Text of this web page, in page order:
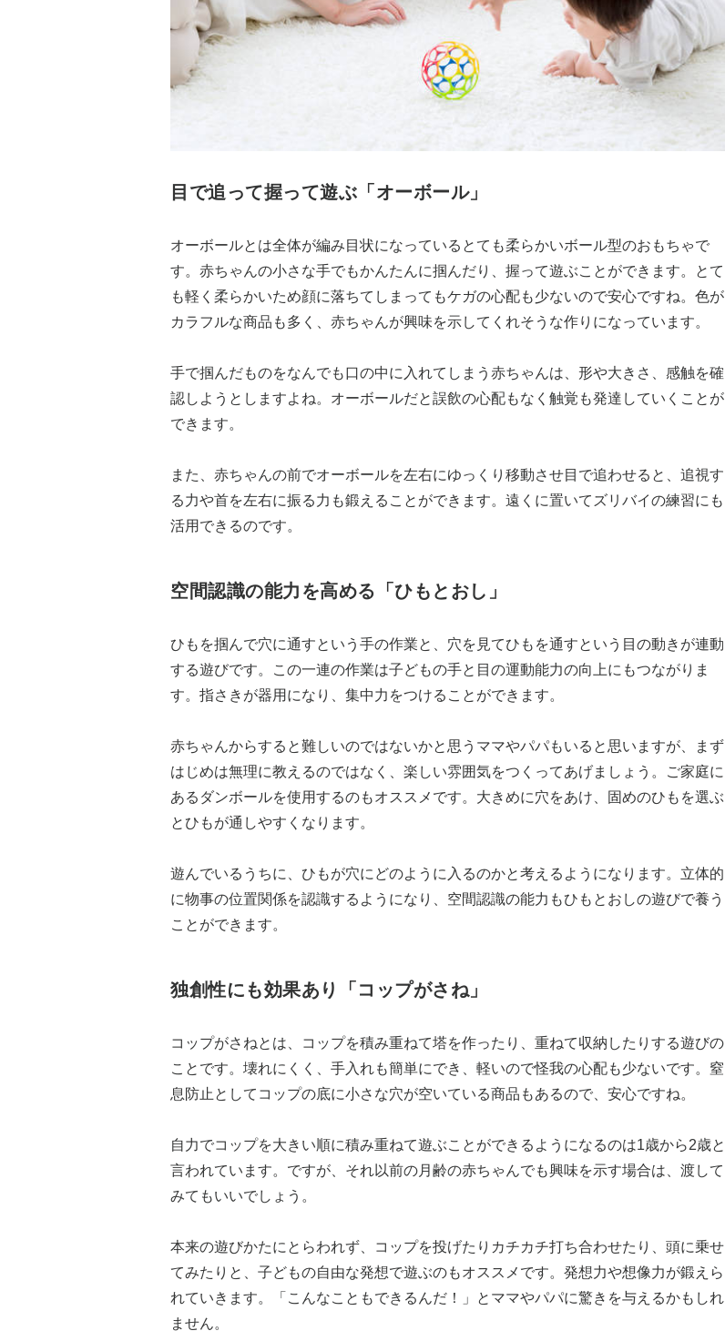
目で追って握って遊ぶ「オーボール」
オーボールとは全体が編み目状になっているとても柔らかいボール型のおもちゃで
す。赤ちゃんの小さな手でもかんたんに掴んだり、握って遊ぶことができます。とて
も軽く柔らかいため顔に落ちてしまってもケガの心配も少ないので安心ですね。色が
カラフルな商品も多く、赤ちゃんが興味を示してくれそうな作りになっています。
手で掴んだものをなんでも口の中に入れてしまう赤ちゃんは、形や大きさ、感触を確
認しようとしますよね。オーボールだと誤飲の心配もなく触覚も発達していくことが
できます。
また、赤ちゃんの前でオーボールを左右にゆっくり移動させ目で追わせると、追視す
る力や首を左右に振る力も鍛えることができます。遠くに置いてズリバイの練習にも
活用できるのです。
空間認識の能力を高める「ひもとおし」
ひもを掴んで穴に通すという手の作業と、穴を見てひもを通すという目の動きが連動
する遊びです。この一連の作業は子どもの手と目の運動能力の向上にもつながりま
す。指さきが器用になり、集中力をつけることができます。
赤ちゃんからすると難しいのではないかと思うママやパパもいると思いますが、まず
はじめは無理に教えるのではなく、楽しい雰囲気をつくってあげましょう。ご家庭に
あるダンボールを使用するのもオススメです。大きめに穴をあけ、固めのひもを選ぶ
とひもが通しやすくなります。
遊んでいるうちに、ひもが穴にどのように入るのかと考えるようになります。立体的
に物事の位置関係を認識するようになり、空間認識の能力もひもとおしの遊びで養う
ことができます。
独創性にも効果あり「コップがさね」
コップがさねとは、コップを積み重ねて塔を作ったり、重ねて収納したりする遊びの
ことです。壊れにくく、手入れも簡単にでき、軽いので怪我の心配も少ないです。窒
息防止としてコップの底に小さな穴が空いている商品もあるので、安心ですね。
自力でコップを大きい順に積み重ねて遊ぶことができるようになるのは1歳から2歳と
言われています。ですが、それ以前の月齢の赤ちゃんでも興味を示す場合は、渡して
みてもいいでしょう。
本来の遊びかたにとらわれず、コップを投げたりカチカチ打ち合わせたり、頭に乗せ
てみたりと、子どもの自由な発想で遊ぶのもオススメです。発想力や想像力が鍛えら
れていきます。「こんなこともできるんだ！」とママやパパに驚きを与えるかもしれ
ません。